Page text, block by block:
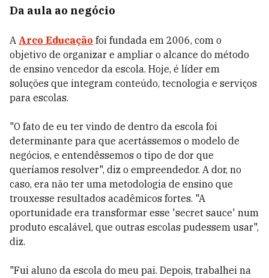
Da aula ao negócio
A Arco Educação foi fundada em 2006, com o
objetivo de organizar e ampliar o alcance do método
de ensino vencedor da escola. Hoje, é líder em
soluções que integram conteúdo, tecnologia e serviços
para escolas.
"O fato de eu ter vindo de dentro da escola foi
determinante para que acertássemos o modelo de
negócios, e entendêssemos o tipo de dor que
queríamos resolver", diz o empreendedor. A dor, no
caso, era não ter uma metodologia de ensino que
trouxesse resultados acadêmicos fortes. "A
oportunidade era transformar esse 'secret sauce' num
produto escalável, que outras escolas pudessem usar",
diz.
"Fui aluno da escola do meu pai. Depois, trabalhei na